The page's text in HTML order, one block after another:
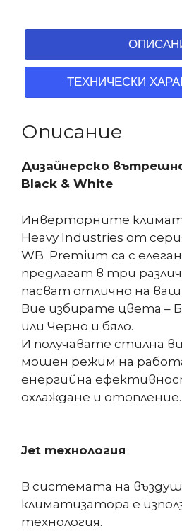
ТЕХНИЧЕСКИ
Описание
Дизайнерско
Black & White
Инверторните
Heavy Industries от
WB Premium са с
предлагат в три
пасват отлично на
Вие избирате цвета –
или Черно и бяло.
И получавате стилна
мощен режим на
енергийна
охлаждане и отопление.
Jet технология
В системата на
климатизатора е
технолoгия.